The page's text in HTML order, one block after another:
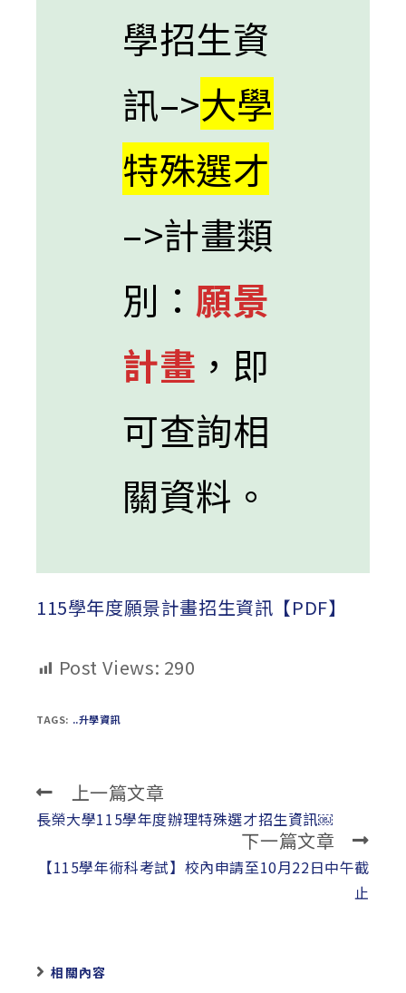
學招生資
訊–>大學
特殊選才
–>計畫類
別： 願景
計畫 ，即
可查詢相
關資料。
115學年度願景計畫招生資訊【PDF】
Post Views: 290
TAGS: ..升學資訊
Read
more
上一篇文章
長榮大學115學年度辦理特殊選才招生資訊￼
下一篇文章
【115學年術科考試】校內申請至10月22日中午截
止
相關內容